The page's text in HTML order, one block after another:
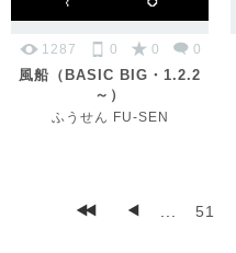
1287 0 0 0
風船（BASIC BIG・1.2.2
～）
ふうせん FU-SEN
51